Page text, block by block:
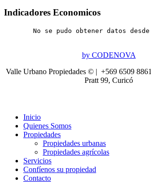
Indicadores Economicos
No se pudo obtener datos desde
by CODENOVA
Valle Urbano Propiedades © | +569 6509
Pratt 99, Curicó
Inicio
Quienes Somos
Propiedades
Propiedades urbanas
Propiedades agrícolas
Servicios
Confíenos su propiedad
Contacto